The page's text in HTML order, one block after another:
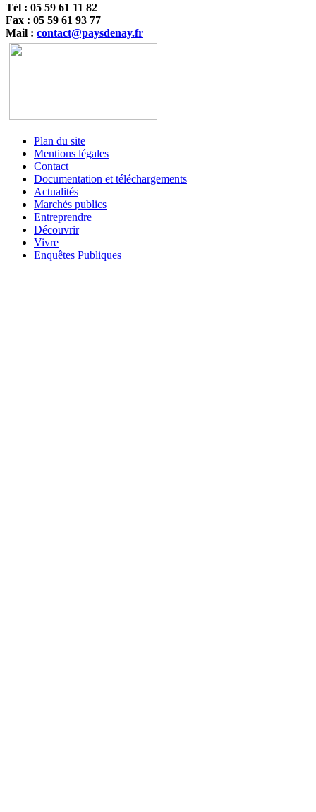
Tél : 05 59 61 11 82
Fax : 05 59 61 93 77
Mail : contact@paysdenay.fr
Plan du site
Mentions légales
Contact
Documentation et téléchargements
Actualités
Marchés publics
Entreprendre
Découvrir
Vivre
Enquêtes Publiques